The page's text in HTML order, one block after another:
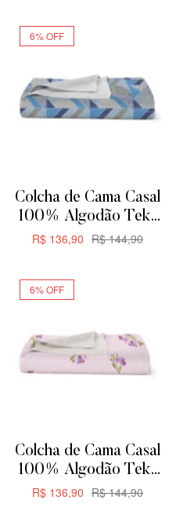
6% OFF
Colcha de Cama Casal
100% Algodão Teka
Allegro Plus –
R$144,90
R$ 136,90
6% OFF
Colcha de Cama Casal
100% Algodão Teka
Allegro Plus –
R$144,90
R$ 136,90